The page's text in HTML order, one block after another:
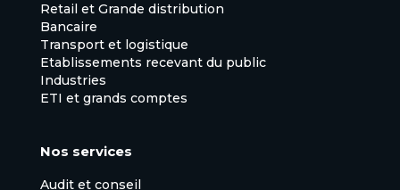
Retail et Grande distribution
Bancaire
Transport et logistique
Etablissements recevant du public
Industries
ETI et grands comptes
Nos services
Audit et conseil